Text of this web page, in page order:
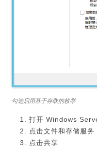
勾选启用基于存取的枚举
打开 Windows
点击文件和存储服务
点击共享